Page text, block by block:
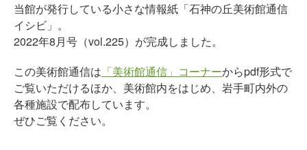
当館が発行している小さな情報紙「石神の丘美術館通信
イシビ」。
2022年8月号（vol.225）が完成しました。
この美術館通信は 「美術館通信」コーナーからpdf形式で
ご覧いただけるほか、美術館内をはじめ、岩手町内外の
各種施設で配布しています。
ぜひご覧ください。